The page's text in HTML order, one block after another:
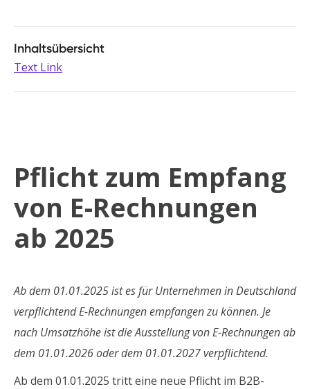
Inhaltsübersicht
Text Link
Pflicht zum Empfang
von E-Rechnungen
ab 2025
Ab dem 01.01.2025 ist es für Unternehmen in Deutschland
verpflichtend E-Rechnungen empfangen zu können. Je
nach Umsatzhöhe ist die Ausstellung von E-Rechnungen ab
dem 01.01.2026 oder dem 01.01.2027 verpflichtend.
Ab dem 01.01.2025 tritt eine neue Pflicht im B2B-